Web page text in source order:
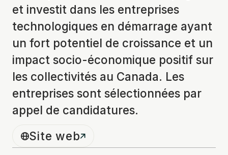
et investit dans les entreprises
technologiques en démarrage ayant
un fort potentiel de croissance et un
impact socio-économique positif sur
les collectivités au Canada. Les
entreprises sont sélectionnées par
appel de candidatures.
Site web